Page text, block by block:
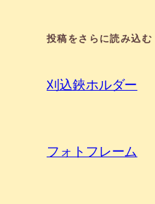
投稿をさらに読み込む
刈込鋏ホルダー
フォトフレーム